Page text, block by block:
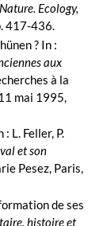
Ecology,
417-436.
? In :
aux
à la
mai 1995,
L. Feller, P.
et son
Pesez, Paris,
de ses
histoire et